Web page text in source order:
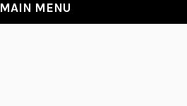
MAIN MENU